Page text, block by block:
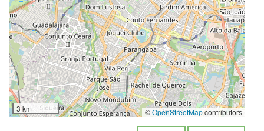
3 km ©OpenStreetMapcontributors